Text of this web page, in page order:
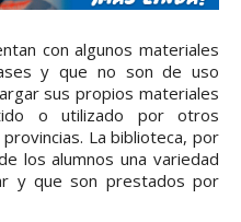
con algunos materiales
y que no son de uso
sus propios materiales
o utilizado por otros
La biblioteca, por
los alumnos una variedad
y que son prestados por